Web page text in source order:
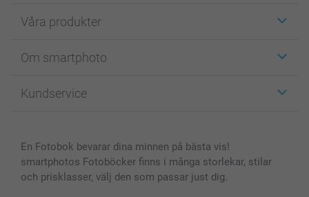
Våra produkter
Fotokort
Fotoböcker
Skal till Mobil & Surfplatta
MyNameBook
Om smartphoto
För affiliates
Sitemap
Villkor och garantier
Kundservice
smartbonus
Priser & betalning
En Fotobok bevarar dina minnen på bästa vis!
smartphotos Fotoböcker finns i många storlekar, stilar
och prisklasser, välj den som passar just dig.